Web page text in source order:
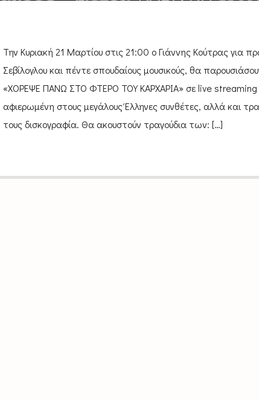
Την Κυριακή 21 Μαρτίου στις 21:00 ο Γιάννης Κούτρας για
Σεβίλογλου και πέντε σπουδαίους μουσικούς, θα
«ΧΟΡΕΨΕ ΠΑΝΩ ΣΤΟ ΦΤΕΡΟ ΤΟΥ ΚΑΡΧΑΡΙΑ» σε live
αφιερωμένη στους μεγάλους Έλληνες συνθέτες, αλλά και
τους δισκογραφία. Θα ακουστούν τραγούδια των: […]